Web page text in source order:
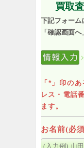
買取
下記フォーム
「確認画面
「*」印の
レス・電話
ます。
お名前(必